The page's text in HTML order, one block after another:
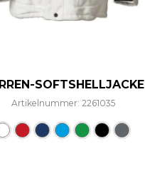
SOFTSHELLJACKE
Artikelnummer: 2261035